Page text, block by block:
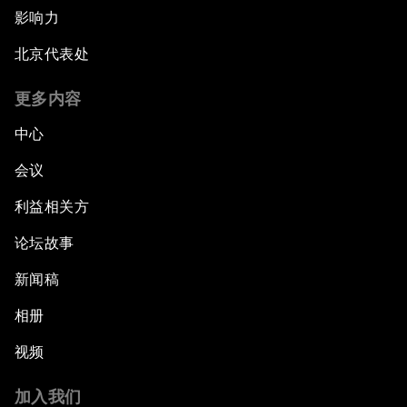
影响力
北京代表处
更多内容
中心
会议
利益相关方
论坛故事
新闻稿
相册
视频
加入我们